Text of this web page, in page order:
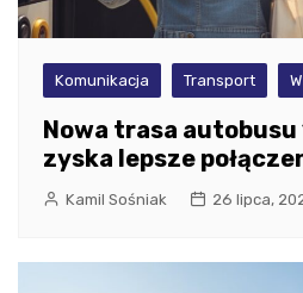
Komunikacja Transport
Nowa trasa autobusu
zyska lepsze
Kamil Sośniak 26 lipca,